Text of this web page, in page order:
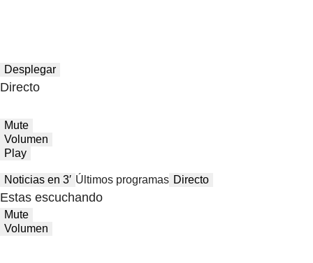
Desplegar
Directo
Mute
Volumen
Play
Noticias en 3′ Últimos programas Directo
Estas escuchando
Mute
Volumen